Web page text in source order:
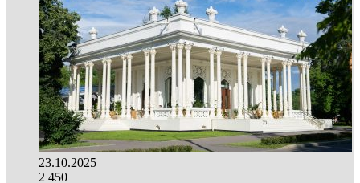
23.10.2025
2 450